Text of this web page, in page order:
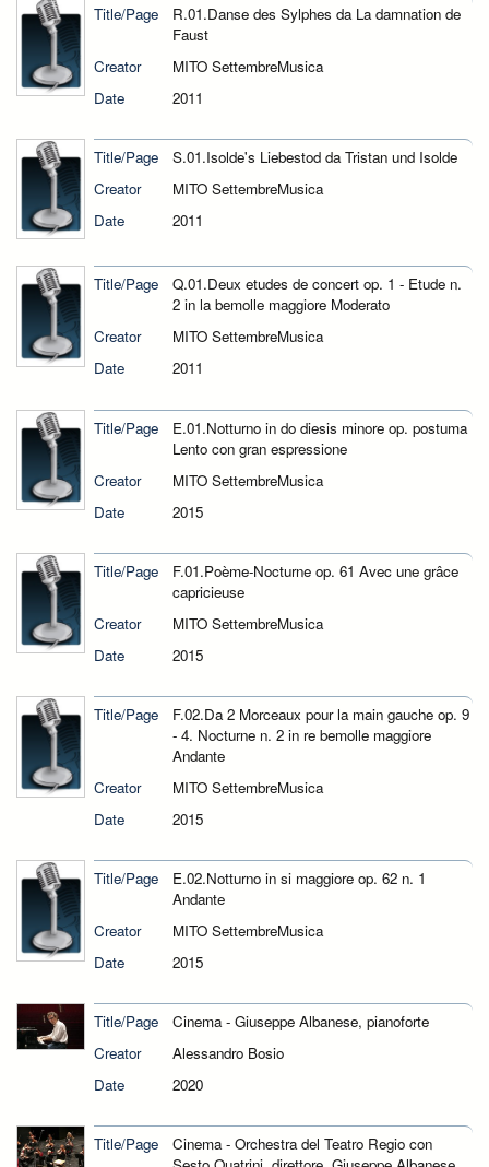
Title/Page
R.01.Danse des Sylphes da La damnation de
Faust
Creator
MITO SettembreMusica
Date
2011
Title/Page
S.01.Isolde's Liebestod da Tristan und Isolde
Creator
MITO SettembreMusica
Date
2011
Title/Page
Q.01.Deux etudes de concert op. 1 - Etude n.
2 in la bemolle maggiore Moderato
Creator
MITO SettembreMusica
Date
2011
Title/Page
E.01.Notturno in do diesis minore op. postuma
Lento con gran espressione
Creator
MITO SettembreMusica
Date
2015
Title/Page
F.01.Poème-Nocturne op. 61 Avec une grâce
capricieuse
Creator
MITO SettembreMusica
Date
2015
Title/Page
F.02.Da 2 Morceaux pour la main gauche op. 9
- 4. Nocturne n. 2 in re bemolle maggiore
Andante
Creator
MITO SettembreMusica
Date
2015
Title/Page
E.02.Notturno in si maggiore op. 62 n. 1
Andante
Creator
MITO SettembreMusica
Date
2015
Title/Page
Cinema - Giuseppe Albanese, pianoforte
Creator
Alessandro Bosio
Date
2020
Title/Page
Cinema - Orchestra del Teatro Regio con